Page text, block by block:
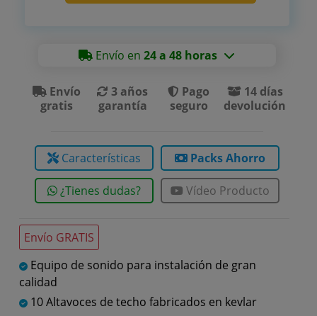
Envío GRATIS
Equipo de sonido para instalación de gran
calidad
10 Altavoces de techo fabricados en kevlar
Envío en24 a 48 horas
Envío
gratis
3 años
garantía
Pago
seguro
14 días
devolución
Características Packs Ahorro
¿Tienes dudas? Vídeo Producto